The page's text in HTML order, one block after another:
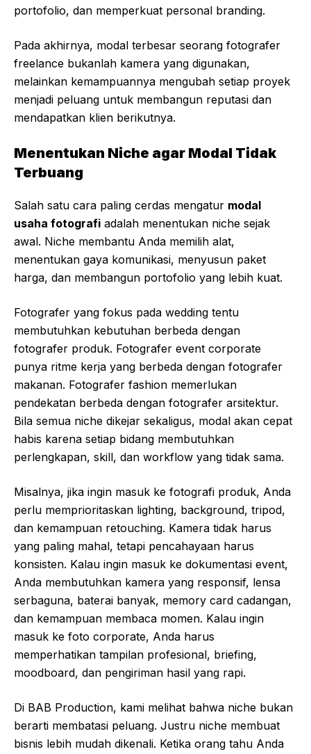
portofolio, dan memperkuat personal branding.
Pada akhirnya, modal terbesar seorang fotografer
freelance bukanlah kamera yang digunakan,
melainkan kemampuannya mengubah setiap proyek
menjadi peluang untuk membangun reputasi dan
mendapatkan klien berikutnya.
Menentukan Niche agar Modal Tidak
Terbuang
Salah satu cara paling cerdas mengatur modal
usaha fotografi adalah menentukan niche sejak
awal. Niche membantu Anda memilih alat,
menentukan gaya komunikasi, menyusun paket
harga, dan membangun portofolio yang lebih kuat.
Fotografer yang fokus pada wedding tentu
membutuhkan kebutuhan berbeda dengan
fotografer produk. Fotografer event corporate
punya ritme kerja yang berbeda dengan fotografer
makanan. Fotografer fashion memerlukan
pendekatan berbeda dengan fotografer arsitektur.
Bila semua niche dikejar sekaligus, modal akan cepat
habis karena setiap bidang membutuhkan
perlengkapan, skill, dan workflow yang tidak sama.
Misalnya, jika ingin masuk ke fotografi produk, Anda
perlu memprioritaskan lighting, background, tripod,
dan kemampuan retouching. Kamera tidak harus
yang paling mahal, tetapi pencahayaan harus
konsisten. Kalau ingin masuk ke dokumentasi event,
Anda membutuhkan kamera yang responsif, lensa
serbaguna, baterai banyak, memory card cadangan,
dan kemampuan membaca momen. Kalau ingin
masuk ke foto corporate, Anda harus
memperhatikan tampilan profesional, briefing,
moodboard, dan pengiriman hasil yang rapi.
Di BAB Production, kami melihat bahwa niche bukan
berarti membatasi peluang. Justru niche membuat
bisnis lebih mudah dikenali. Ketika orang tahu Anda